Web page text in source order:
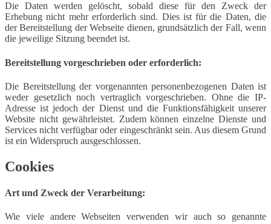
Die Daten werden gelöscht, sobald diese für den Zweck der
Erhebung nicht mehr erforderlich sind. Dies ist für die Daten, die
der Bereitstellung der Webseite dienen, grundsätzlich der Fall, wenn
die jeweilige Sitzung beendet ist.
Bereitstellung vorgeschrieben oder erforderlich:
Die Bereitstellung der vorgenannten personenbezogenen Daten ist
weder gesetzlich noch vertraglich vorgeschrieben. Ohne die IP-
Adresse ist jedoch der Dienst und die Funktionsfähigkeit unserer
Website nicht gewährleistet. Zudem können einzelne Dienste und
Services nicht verfügbar oder eingeschränkt sein. Aus diesem Grund
ist ein Widerspruch ausgeschlossen.
Cookies
Art und Zweck der Verarbeitung:
Wie viele andere Webseiten verwenden wir auch so genannte